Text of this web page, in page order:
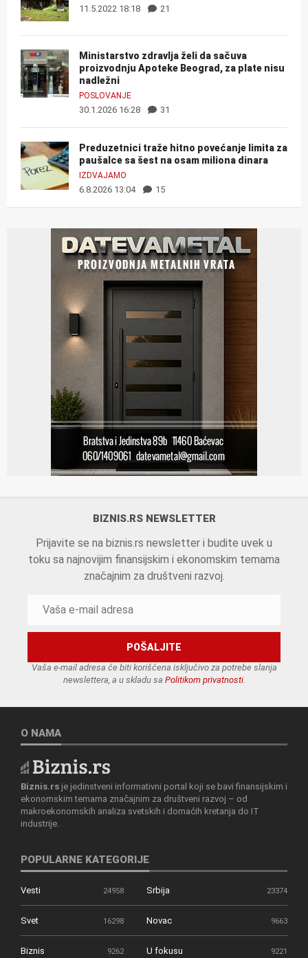
11.5.2022 18:18 21
Ministarstvo zdravlja želi da sačuva
proizvodnju Apoteke Beograd, za plate nisu
nadležni
POSLOVANJE
30.1.2026 16:28 31
Preduzetnici traže hitno povećanje limita za
paušalce sa šest na osam miliona dinara
IZDVAJAMO
6.8.2026 13:04 15
BIZNIS.RS NEWSLETTER
Prijavite se na biznis.rs newsletter i budite uvek u
toku sa najnovijim finansijskim i ekonomskim temama
značajnim za društveni razvoj.
Vaša e-mail adresa će biti korišćena isključivo za potrebe slanja
newslettera, a u skladu sa Politikom privatnosti.
O NAMA
Biznis.rs je jedinstveni informativni portal koji se bavi finansijskim i
ekonomskim temama značajnim za društveni razvoj – od
makroekonomskih analiza svetskih i domaćih kretanja do IT
industrije.
POPULARNE KATEGORIJE
Vesti 24958 Srbija 23374
Svet 16298 Novac 9663
Biznis 9262 U fokusu 9221